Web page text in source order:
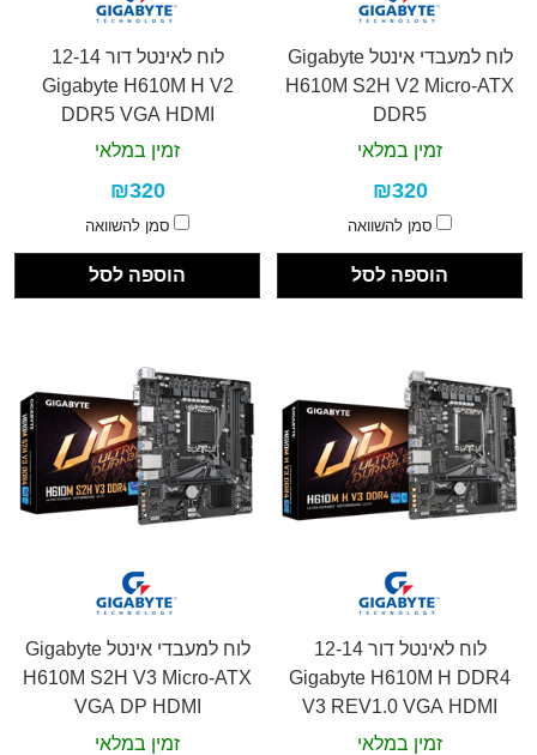
לוח למעבדי אינטל Gigabyte
H610M S2H V2 Micro-ATX
DDR5
זמין במלאי
₪320
סמן להשוואה
הוספה לסל
לוח לאינטל דור 12-14
Gigabyte H610M H V2
DDR5 VGA HDMI
זמין במלאי
₪320
סמן להשוואה
הוספה לסל
לוח לאינטל דור 12-14
Gigabyte H610M H DDR4
V3 REV1.0 VGA HDMI
זמין במלאי
לוח למעבדי אינטל Gigabyte
H610M S2H V3 Micro-ATX
VGA DP HDMI
זמין במלאי